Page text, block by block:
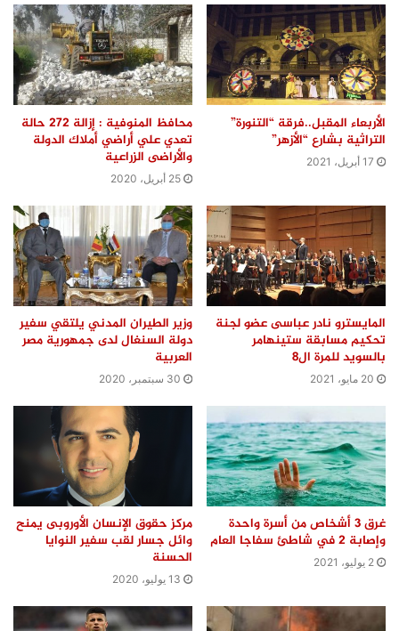
الأربعاء المقبل..فرقة “التنورة”
التراثية بشارع “الأزهر”
17 أبريل، 2021
محافظ المنوفية : إزالة 272 حالة
تعدي علي أراضي أملاك الدولة
والأراضى الزراعية
25 أبريل، 2020
المايسترو نادر عباسى عضو لجنة
تحكيم مسابقة ستينهامر
بالسويد للمرة ال8
20 مايو، 2021
وزير الطيران المدني يلتقي سفير
دولة السنغال لدى جمهورية مصر
العربية
30 سبتمبر، 2020
غرق 3 أشخاص من أسرة واحدة
وإصابة 2 في شاطئ سفاجا العام
2 يوليو، 2021
مركز حقوق الإنسان الأوروبى يمنح
وائل جسار لقب سفير النوايا
الحسنة
13 يوليو، 2020